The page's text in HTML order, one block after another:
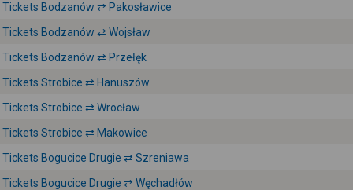
Tickets Bodzanów ⇄ Pakosławice
Tickets Bodzanów ⇄ Wojsław
Tickets Bodzanów ⇄ Przełęk
Tickets Strobice ⇄ Hanuszów
Tickets Strobice ⇄ Wrocław
Tickets Strobice ⇄ Makowice
Tickets Bogucice Drugie ⇄ Szreniawa
Tickets Bogucice Drugie ⇄ Węchadłów